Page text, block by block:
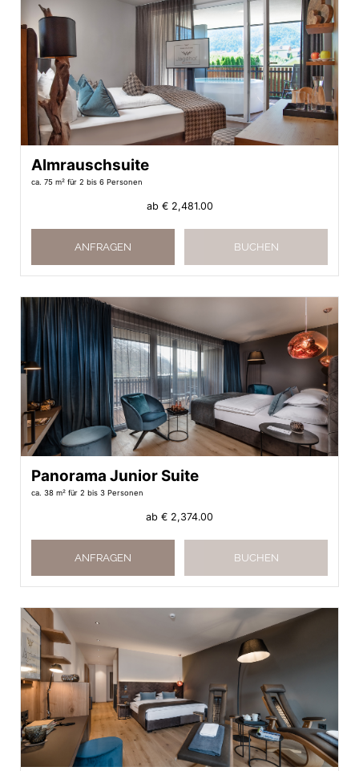
Almrauschsuite
ca. 75 m² für 2 bis 6 Personen
ab € 2,481.00
ANFRAGEN BUCHEN
Panorama Junior Suite
ca. 38 m² für 2 bis 3 Personen
ab € 2,374.00
ANFRAGEN BUCHEN